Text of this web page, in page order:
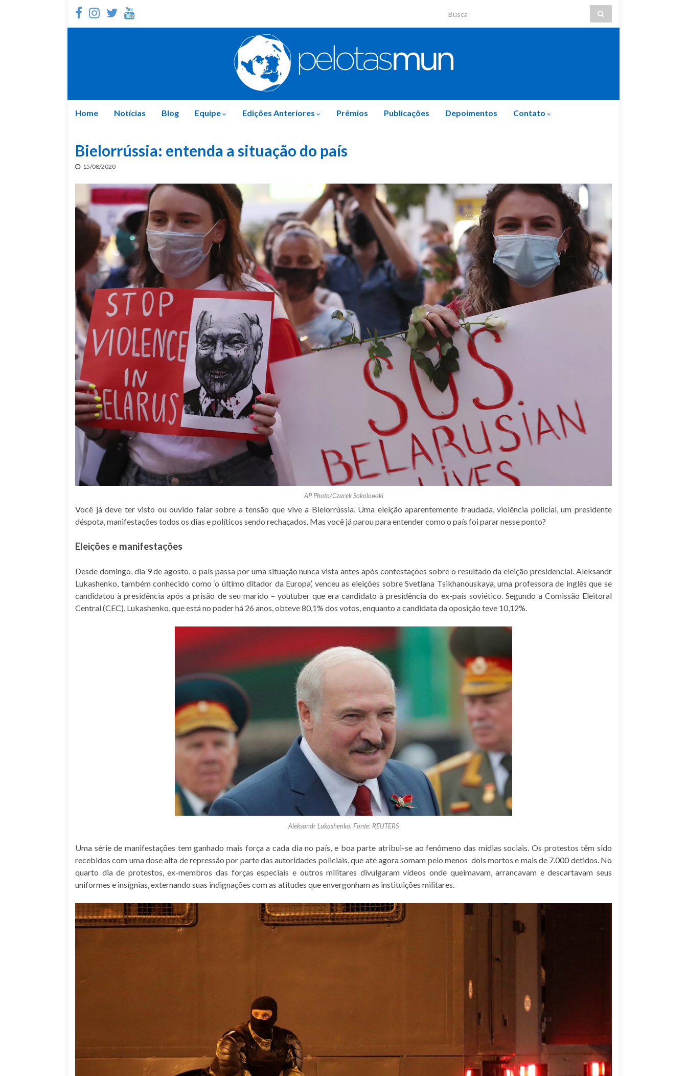
Search for:
Home Notícias Blog Equipe Edições Anteriores Prêmios Publicações Depoimentos Contato
Bielorrússia: entenda a situação do país
15/08/2020
AP Photo/Czarek Sokolowski
Você já deve ter visto ou ouvido falar sobre a tensão que vive a Bielorrússia. Uma eleição aparentemente fraudada, violência policial, um presidente
déspota, manifestações todos os dias e políticos sendo rechaçados. Mas você já parou para entender como o país foi parar nesse ponto?
Eleições e manifestações
Desde domingo, dia 9 de agosto, o país passa por uma situação nunca vista antes após contestações sobre o resultado da eleição presidencial. Aleksandr
Lukashenko, também conhecido como ‘o último ditador da Europa’, venceu as eleições sobreSvetlana Tsikhanouskaya,uma professora de inglês que se
candidatou à presidência após a prisão de seu marido – youtuber que era candidato à presidência do ex-país soviético . Segundo a Comissão Eleitoral
Central (CEC), Lukashenko, que está no poder há 26 anos, obteve 80,1% dos votos, enquanto a candidata da oposição teve 10,12%.
Aleksandr Lukashenko. Fonte: REUTERS
Uma série de manifestações tem ganhado mais força a cada dia no país, e boa parte atribui-se ao fenômeno das mídias sociais. Os protestos têm sido
recebidos com uma dose alta de repressão por parte das autoridades policiais, que até agora somam pelo menos dois mortos e mais de 7.000 detidos. No
quarto dia de protestos, ex-membros das forças especiais e outros militares divulgaram vídeos onde queimavam, arrancavam e descartavam seus
uniformes e insígnias, externando suas indignações com as atitudes que envergonham as instituições militares.